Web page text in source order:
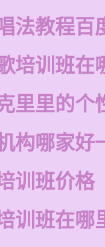
法教程百
培训班在
里里的个
构哪家好
训班价格
训班在哪